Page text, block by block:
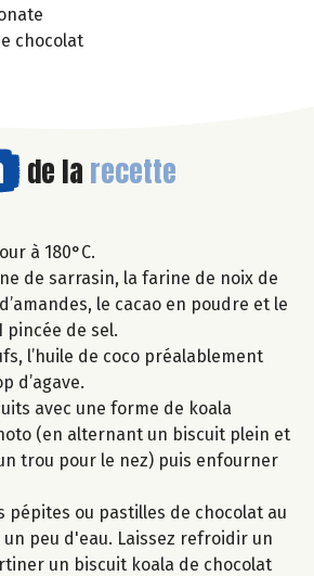
chocolat
de la recette
à 180°C.
de sarrasin, la farine de noix de
le cacao en poudre et le
pincée de sel.
l’huile de coco préalablement
d’agave.
avec une forme de koala
(en alternant un biscuit plein et
trou pour le nez) puis enfourner
pépites ou pastilles de chocolat au
un peu d'eau. Laissez refroidir un
un biscuit koala de chocolat